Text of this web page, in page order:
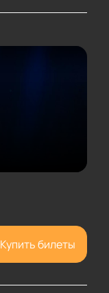
Купить билеты